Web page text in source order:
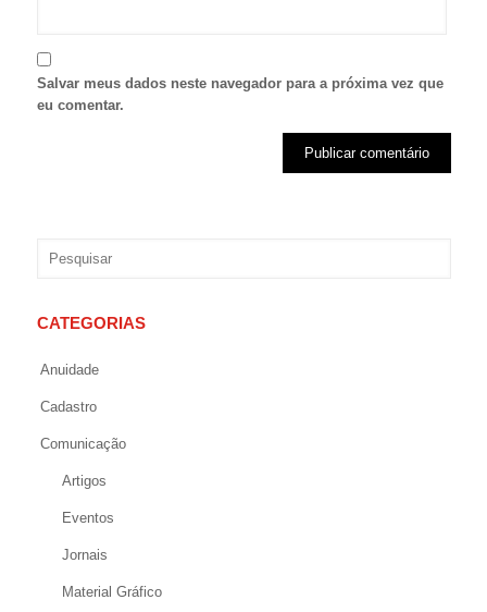
Salvar meus dados neste navegador para a próxima vez que
eu comentar.
CATEGORIAS
Anuidade
Cadastro
Comunicação
Artigos
Eventos
Jornais
Material Gráfico